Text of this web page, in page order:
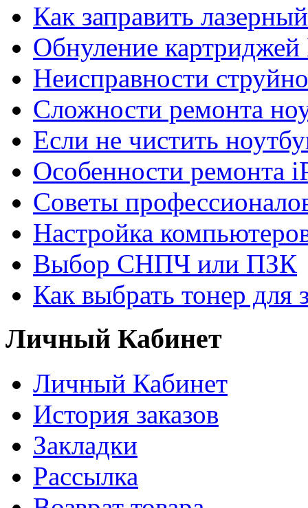
Как заправить
Обнуление
Неисправности
Сложности ремонта
Если не чистить
Особенности ремонта
Советы
Настройка
Выбор СНПЧ или ПЗК
Как выбрать тонер для
Личный Кабинет
Личный Кабинет
История заказов
Закладки
Рассылка